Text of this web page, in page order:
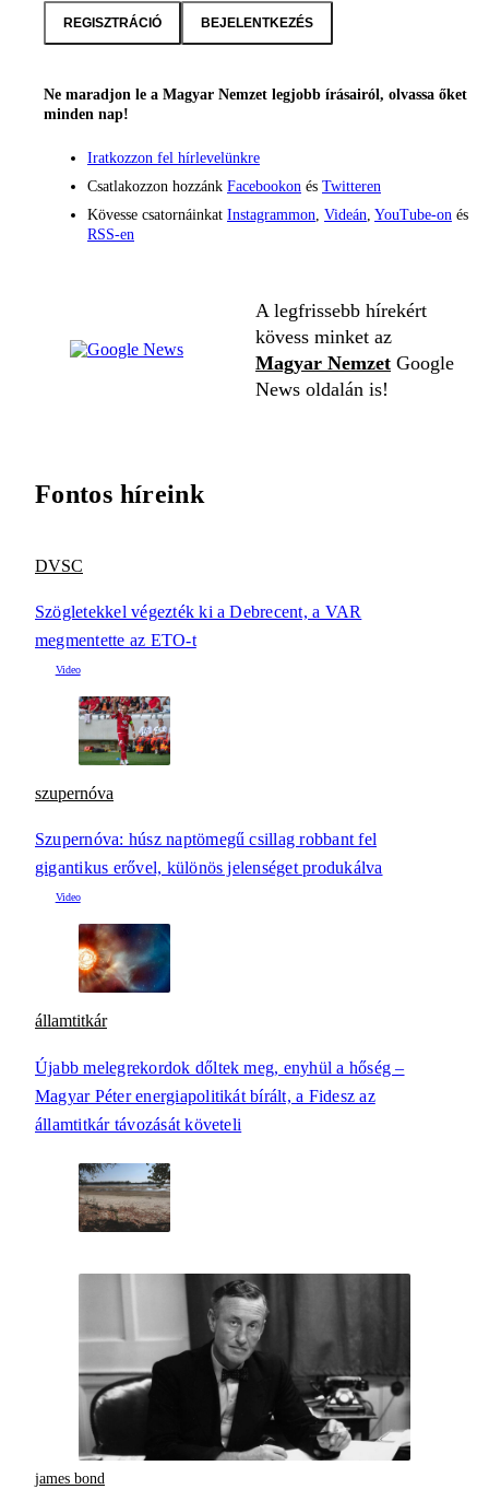
REGISZTRÁCIÓ BEJELENTKEZÉS
Ne maradjon le a Magyar Nemzet legjobb írásairól, olvassa őket
minden nap!
Iratkozzon fel hírlevelünkre
Csatlakozzon hozzánk Facebookon és Twitteren
Kövesse csatornáinkat Instagrammon, Videán, YouTube-on és
RSS-en
A legfrissebb hírekért
kövess minket az
Magyar Nemzet Google
News oldalán is!
Fontos híreink
DVSC
Szögletekkel végezték ki a Debrecent, a VAR
megmentette az ETO-t
szupernóva
Szupernóva: húsz naptömegű csillag robbant fel
gigantikus erővel, különös jelenséget produkálva
államtitkár
Újabb melegrekordok dőltek meg, enyhül a hőség –
Magyar Péter energiapolitikát bírált, a Fidesz az
államtitkár távozását követeli
james bond